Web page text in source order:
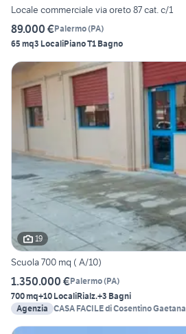
Locale commerciale via oreto 87 cat. c/1
89.000 €Palermo(PA)
65 mq3 LocaliPiano T1 Bagno
19
Scuola 700 mq ( A/10)
1.350.000 €Palermo(PA)
700 mq+10 LocaliRialz.+3 Bagni
Agenzia CASA FACILE di Cosentino Gaetana